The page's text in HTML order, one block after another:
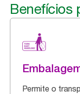
Benefícios
Permite o